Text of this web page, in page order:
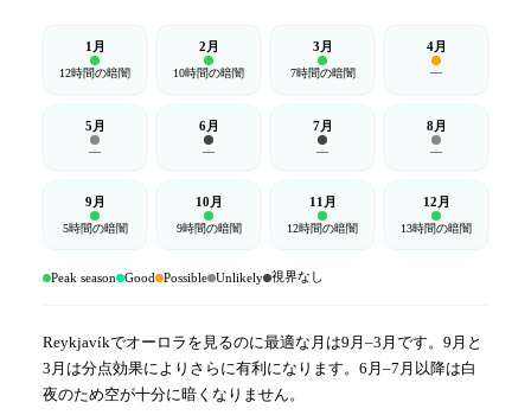
1月
12時間の暗闇
2月
10時間の暗闇
3月
7時間の暗闇
4月
—
5月
—
6月
—
7月
—
8月
—
9月
5時間の暗闇
10月
9時間の暗闇
11月
12時間の暗闇
12月
13時間の暗闇
Peak season Good Possible Unlikely 視界なし
Reykjavíkでオーロラを見るのに最適な月は9月–3月です。9月と
3月は分点効果によりさらに有利になります。6月–7月以降は白
夜のため空が十分に暗くなりません。